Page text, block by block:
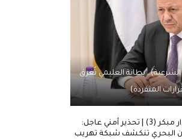
بطانة العليمي تُغرق
المنفردة)
اسرار | انذار مبكر (3) | تحذير أمني عاجل:
البحري تنكشف شبكة تهريب